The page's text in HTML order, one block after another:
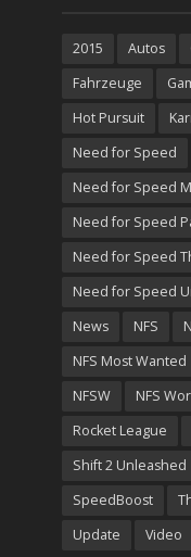
2015 Autos
Fahrzeuge
Hot Pursuit
Need for Speed
Need for Speed
Need for Speed
Need for Speed
Need for Speed
News
NFS
NFS Most Wanted
NFSW
NFS
Rocket League
Shift 2 Unleashed
SpeedBoost
Update
Video